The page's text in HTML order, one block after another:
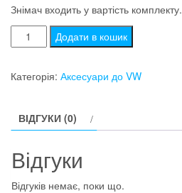
Знімач входить у вартість комплекту.
Ковпачки
на
болтів)
VW
кількість
Додати в кошик
Категорія: Аксесуари до VW
ВІДГУКИ (0)
Відгуки
Відгуків немає, поки що.